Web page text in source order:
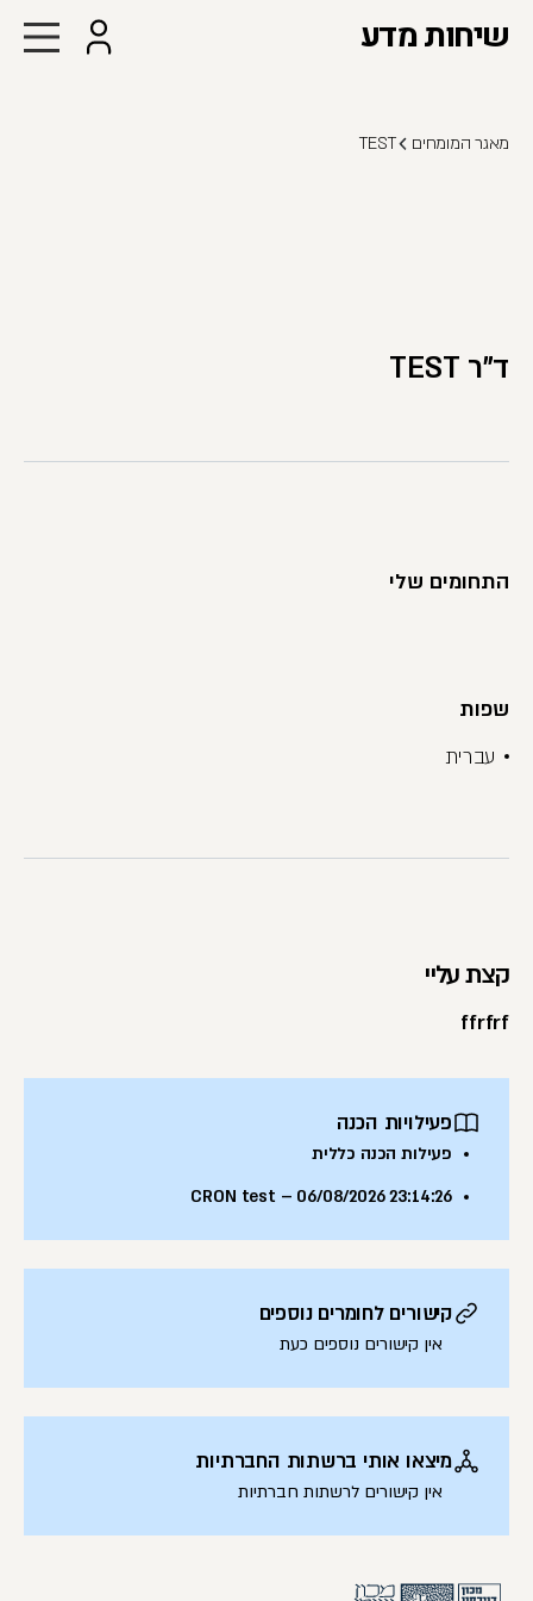
שיחות מדע
מאגר המומחים TEST
ד"ר TEST
התחומים שלי
שפות
עברית
קצת עליי
ffrfrf
פעילויות הכנה
פעילות הכנה כללית
CRON test – 06/08/2026 23:14:26
קישורים לחומרים נוספים
אין קישורים נוספים כעת
מיצאו אותי ברשתות החברתיות
אין קישורים לרשתות חברתיות